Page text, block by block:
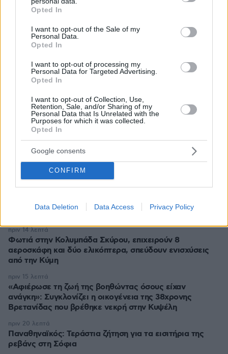
grant or deny consent to Google and its third-party tags to
use your data for below specified purposes in below Google
consent section.
Opted In
I want to opt-out of the Sale of my
Personal Data.
Opted In
I want to opt-out of processing my
Personal Data for Targeted Advertising.
Opted In
I want to opt-out of Collection, Use,
Retention, Sale, and/or Sharing of my
Personal Data that Is Unrelated with the
Purposes for which it was collected.
Opted In
Google consents
CONFIRM
Data Deletion Data Access Privacy Policy
Ειδήσεις
Ο Σακίλ Ο΄Νιλ δεν ξέχασε να καρφώνει στα 54 του,
πριν 5 λεπτά
Προφυλακίστηκαν οι δύο Ινδοί για τη δολοφονία του
πριν 7 λεπτά
Αποχαιρέτησε τον Ολυμπιακό ο Ορτέγκα: Θα
παραμείνω οπαδός της ομάδας και στην άλλη άκρη του
κόσμου
πριν 10 λεπτά
Οι ωραιότερες παραλίες της Κασσάνδρας Χαλκιδικής
πριν 10 λεπτά
των Χούθι με πυραύλους και drones στον κυβερνητικό
Φωτιά στην Κολυμπάδα Σκύρου, επιχειρούν 8
αεροσκάφη και δύο ελικόπτερα, σπεύδουν ενισχύσεις
από την Κύμη
πριν 14 λεπτά
«Αφιέρωσε τη ζωή της βοηθώντας όσους είχαν
ανάγκη»: Συγκλονίζει η οικογένεια της 38χρονης
Βρετανίδας που βρέθηκε νεκρή στην Κυψέλη
πριν 15 λεπτά
Παναθηναϊκός: Τεράστια ζήτηση για τα εισιτήρια της
ρεβάνς στη Σόφια
πριν 20 λεπτά